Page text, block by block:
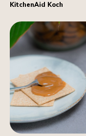
KitchenAid Koch